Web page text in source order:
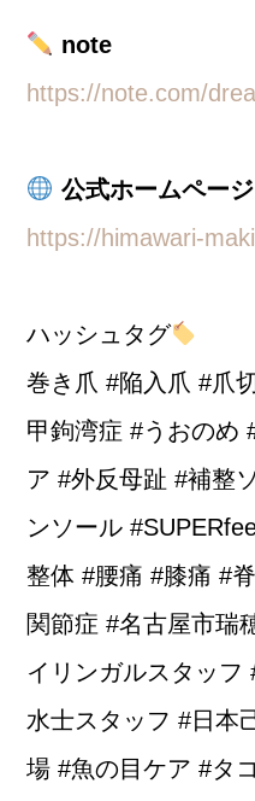
note
https://note.com/
公式ホームページ
https://himawari-
ハッシュタグ
巻き爪 #陥入爪 #爪
甲鉤湾症 #うおのめ
ア #外反母趾 #補整
ンソール
整体 #腰痛 #膝痛 #
関節症 #名古屋市瑞
イリンガルスタッフ
水士スタッフ #日本
場 #魚の目ケア #タ